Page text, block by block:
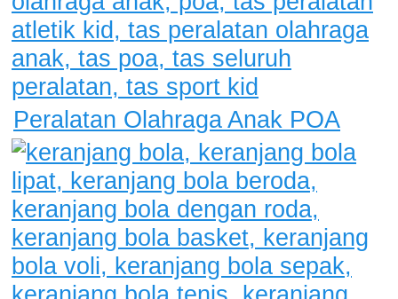
Peralatan Olahraga Anak POA